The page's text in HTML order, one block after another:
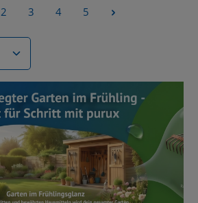
Seite
2 Seite
3 Seite
4 Seite
5